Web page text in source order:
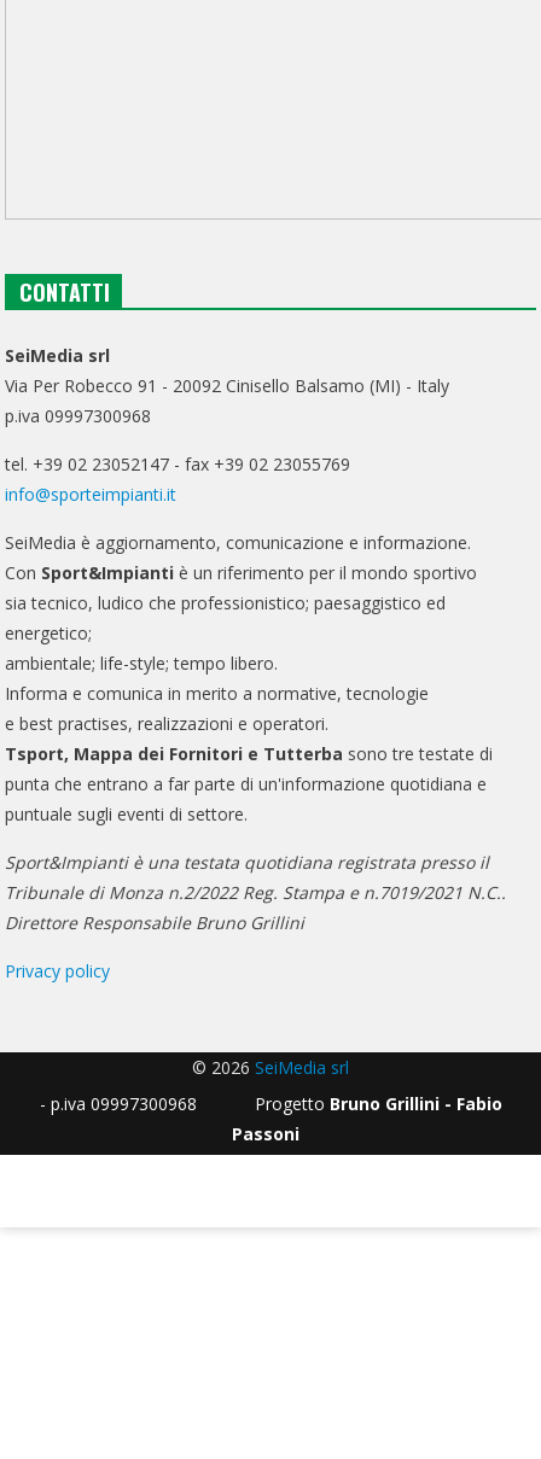
CONTATTI
SeiMedia srl
Via Per Robecco 91 - 20092 Cinisello Balsamo (MI) - Italy
p.iva 09997300968
tel. +39 02 23052147 - fax +39 02 23055769
info@sporteimpianti.it
SeiMedia è aggiornamento, comunicazione e informazione.
Con Sport&Impianti è un riferimento per il mondo sportivo
sia tecnico, ludico che professionistico; paesaggistico ed
energetico;
ambientale; life-style; tempo libero.
Informa e comunica in merito a normative, tecnologie
e best practises, realizzazioni e operatori.
Tsport, Mappa dei Fornitori e Tutterba sono tre testate di
punta che entrano a far parte di un'informazione quotidiana e
puntuale sugli eventi di settore.
Sport&Impianti è una testata quotidiana registrata presso il
Tribunale di Monza n.2/2022 Reg. Stampa e n.7019/2021 N.C..
Direttore Responsabile Bruno Grillini
Privacy policy
© 2026 SeiMedia srl
- p.iva 09997300968 Progetto Bruno Grillini - Fabio
Passoni